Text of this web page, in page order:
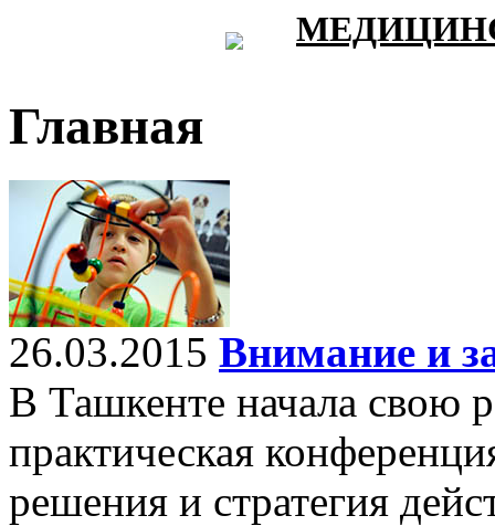
Главная
26.03.2015 Внимание и
В Ташкенте начала свою
практическая
решения и стратегия